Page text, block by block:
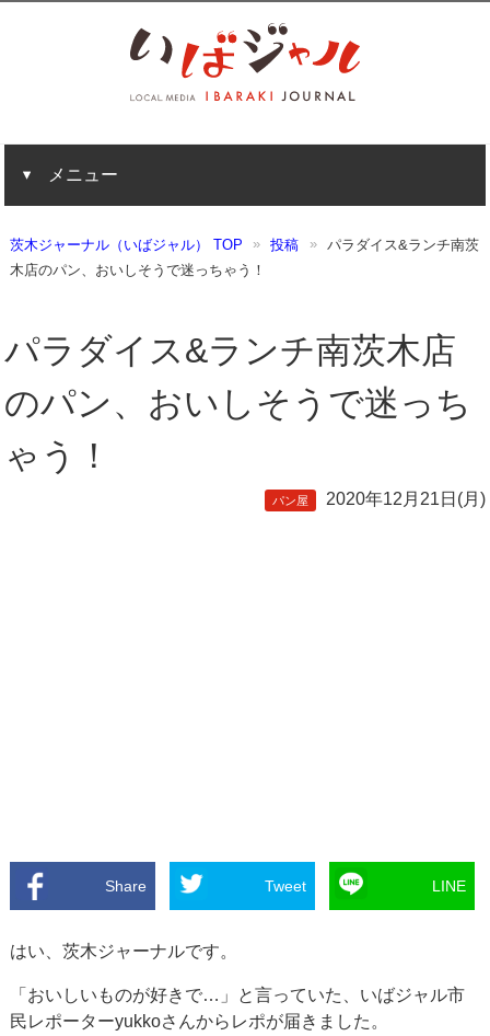
メニュー
茨木ジャーナル（いばジャル） TOP 投稿
パラダイス&ランチ南茨
木店のパン、おいしそうで迷っちゃう！
パラダイス&ランチ南茨木店
のパン、おいしそうで迷っち
ゃう！
パン屋 2020年12月21日(月)
Share Tweet LINE
はい、茨木ジャーナルです。
「おいしいものが好きで…」と言っていた、いばジャル市
民レポーターyukkoさんからレポが届きました。